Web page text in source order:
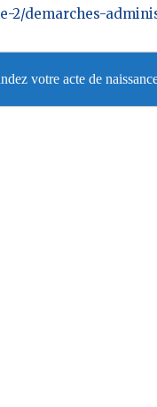
2/demarches-
votre acte de